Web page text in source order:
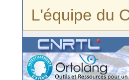
L'équipe du